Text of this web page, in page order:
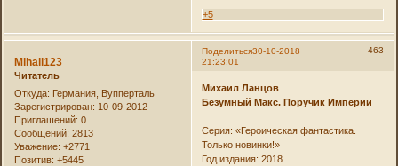
+5
Поделиться 463
30-10-2018
21:23:01
Mihail123
Читатель
Откуда: Германия, Вупперталь
Зарегистрирован: 10-09-2012
Приглашений: 0
Сообщений: 2813
Уважение: +2771
Позитив: +5445
Михаил Ланцов
Безумный Макс. Поручик Империи
Серия: «Героическая фантастика.
Только новинки!»
Год издания: 2018